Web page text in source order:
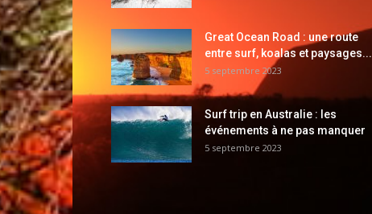
Great Ocean Road : une route
entre surf, koalas et paysages...
5 septembre 2023
Surf trip en Australie : les
événements à ne pas manquer
5 septembre 2023